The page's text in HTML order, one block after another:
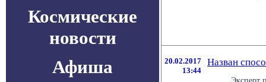
Космические
новости
Афиша
20.02.2017
13:44
Назван